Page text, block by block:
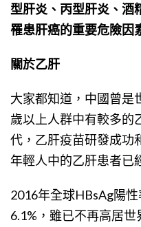
型肝炎、丙型肝炎、酒
罹患肝癌的重要危險因
關於乙肝
大家都知道，中國曾是
歲以上人群中有較多的
代，乙肝疫苗研發成功
年輕人中的乙肝患者已
2016年全球HBsAg陽
6.1%，雖已不再高居